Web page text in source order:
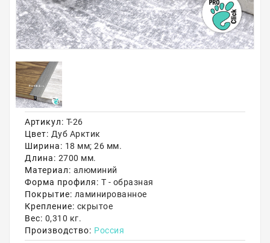
Доставка
Самовывоз
Контакты
Акции
Артикул: Т-26
Цвет: Дуб Арктик
Ширина: 18 мм; 26 мм.
Длина: 2700 мм.
Материал: алюминий
Форма профиля: Т - образная
Покрытие: ламинированное
Крепление: скрытое
Вес: 0,310 кг.
Производство: Россия